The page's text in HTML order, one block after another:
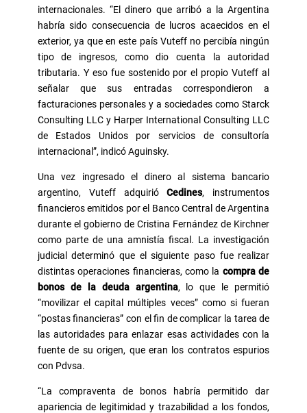
internacionales. “El dinero que arribó a la Argentina
habría sido consecuencia de lucros acaecidos en el
exterior, ya que en este país Vuteff no percibía ningún
tipo de ingresos, como dio cuenta la autoridad
tributaria. Y eso fue sostenido por el propio Vuteff al
señalar que sus entradas correspondieron a
facturaciones personales y a sociedades como Starck
Consulting LLC y Harper International Consulting LLC
de Estados Unidos por servicios de consultoría
internacional”, indicó Aguinsky.
Una vez ingresado el dinero al sistema bancario
argentino, Vuteff adquirióCedines, instrumentos
financieros emitidos por el Banco Central de Argentina
durante el gobierno de Cristina Fernández de Kirchner
como parte de una amnistía fiscal. La investigación
judicial determinó que el siguiente paso fue realizar
distintas operaciones financieras, como la compra de
bonos de la deuda argentina, lo que le permitió
“movilizar el capital múltiples veces” como si fueran
“postas financieras” con el fin de complicar la tarea de
las autoridades para enlazar esas actividades con la
fuente de su origen, que eran los contratos espurios
con Pdvsa.
“La compraventa de bonos habría permitido dar
apariencia de legitimidad y trazabilidad a los fondos,